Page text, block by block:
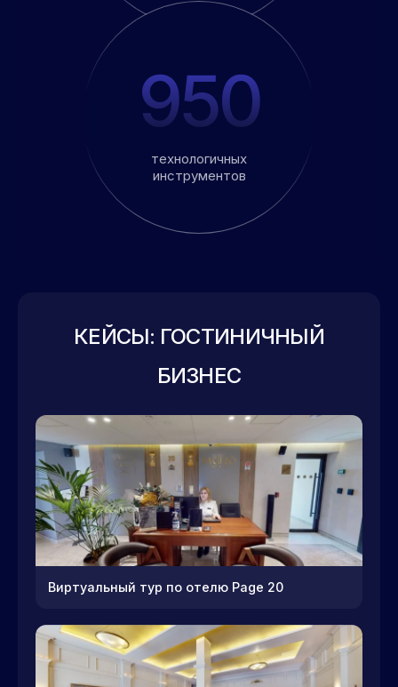
технологичных
инструментов
950
КЕЙСЫ: ГОСТИНИЧНЫЙ
БИЗНЕС
Виртуальный тур по отелю Page 20